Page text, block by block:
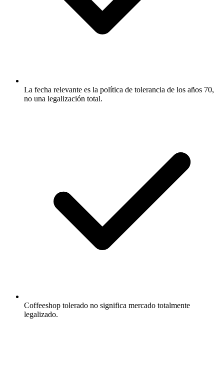
La fecha relevante es la política de tolerancia de los años 70,
no una legalización total.
Coffeeshop tolerado no significa mercado totalmente
legalizado.